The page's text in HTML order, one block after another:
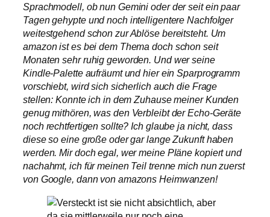
Sprachmodell, ob nun Gemini oder der seit ein paar
Tagen gehypte und noch intelligentere Nachfolger
weitestgehend schon zur Ablöse bereitsteht. Um
amazon ist es bei dem Thema doch schon seit
Monaten sehr ruhig geworden. Und wer seine
Kindle-Palette aufräumt und hier ein Sparprogramm
vorschiebt, wird sich sicherlich auch die Frage
stellen: Konnte ich in dem Zuhause meiner Kunden
genug mithören, was den Verbleibt der Echo-Geräte
noch rechtfertigen sollte? Ich glaube ja nicht, dass
diese so eine große oder gar lange Zukunft haben
werden. Mir doch egal, wer meine Pläne kopiert und
nachahmt, ich für meinen Teil trenne mich nun zuerst
von Google, dann von amazons Heimwanzen!